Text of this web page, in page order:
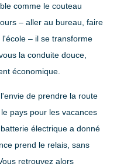
comme le couteau
– aller au bureau, faire
– il se transforme
la conduite douce,
économique.
de prendre la route
pays pour les vacances
électrique a donné
prend le relais, sans
retrouvez alors